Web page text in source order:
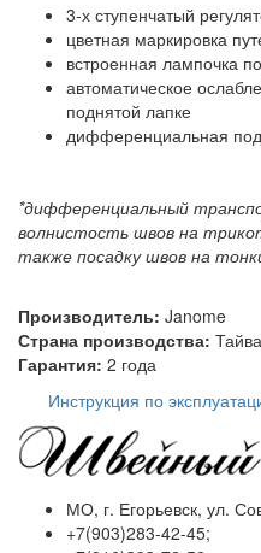
3-х ступенчатый
цветная маркировка
встроенная лампочка
автоматическое
поднятой лапке
дифференциальная
*дифференциальный
волнистость швов на
также посадку швов на
Производитель: Janome
Страна производства:
Гарантия: 2 года
Инструкция по
МО, г. Егорьевск, ул.
+7(903)283-42-45;